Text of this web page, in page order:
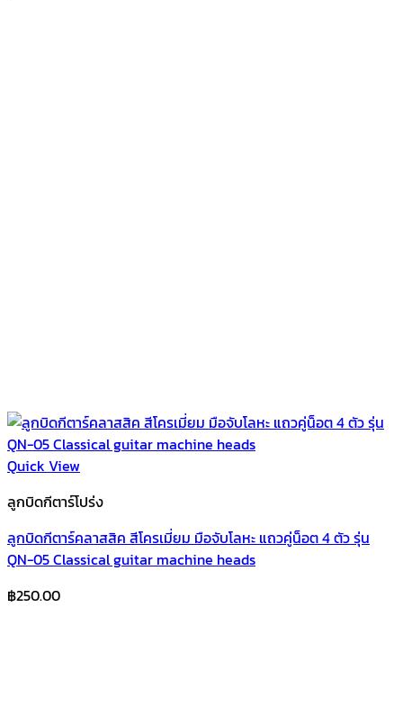
Quick View
ลูกบิดกีตาร์โปร่ง
ลูกบิดกีตาร์คลาสสิค สีโครเมี่ยม มือจับโลหะ แถวคู่น็อต 4 ตัว รุ่น
QN-05 Classical guitar machine heads
฿250.00